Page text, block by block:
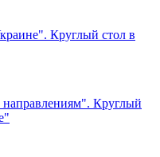
Круглый стол в
направлениям". Круглый